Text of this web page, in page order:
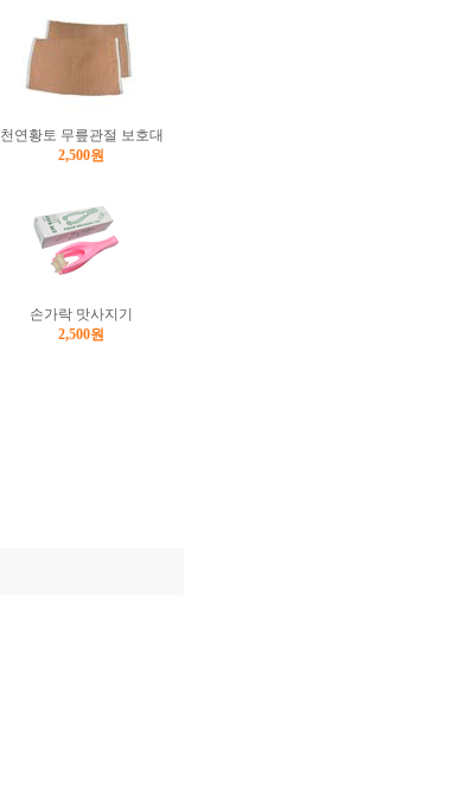
천연황토 무릎관절 보호대
2,500원
손가락 맛사지기
2,500원